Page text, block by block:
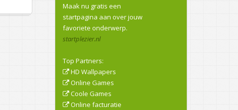
Maak nu gratis een
startpagina aan over jouw
favoriete onderwerp.
startplezier.nl
Top Partners:
HD Wallpapers
Online Games
Coole Games
Online facturatie